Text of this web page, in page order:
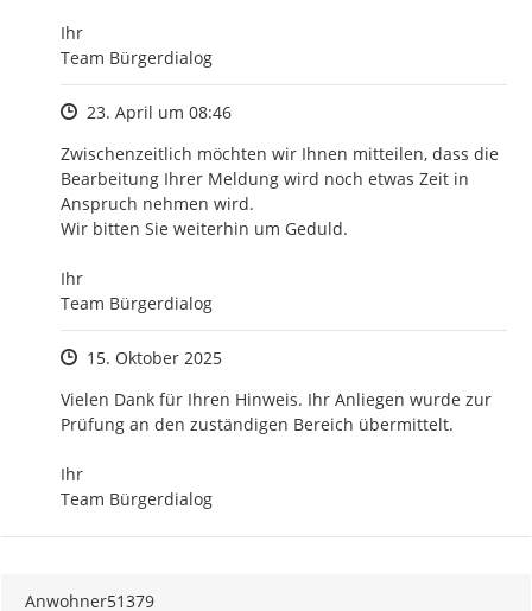
Ihr
Team Bürgerdialog
Zeitpunkt des Erstellens
23. April um 08:46
Zwischenzeitlich möchten wir Ihnen mitteilen, dass die
Bearbeitung Ihrer Meldung wird noch etwas Zeit in
Anspruch nehmen wird.
Wir bitten Sie weiterhin um Geduld.
Ihr
Team Bürgerdialog
Zeitpunkt des Erstellens
15. Oktober 2025
Vielen Dank für Ihren Hinweis. Ihr Anliegen wurde zur
Prüfung an den zuständigen Bereich übermittelt.
Ihr
Team Bürgerdialog
Anwohner51379